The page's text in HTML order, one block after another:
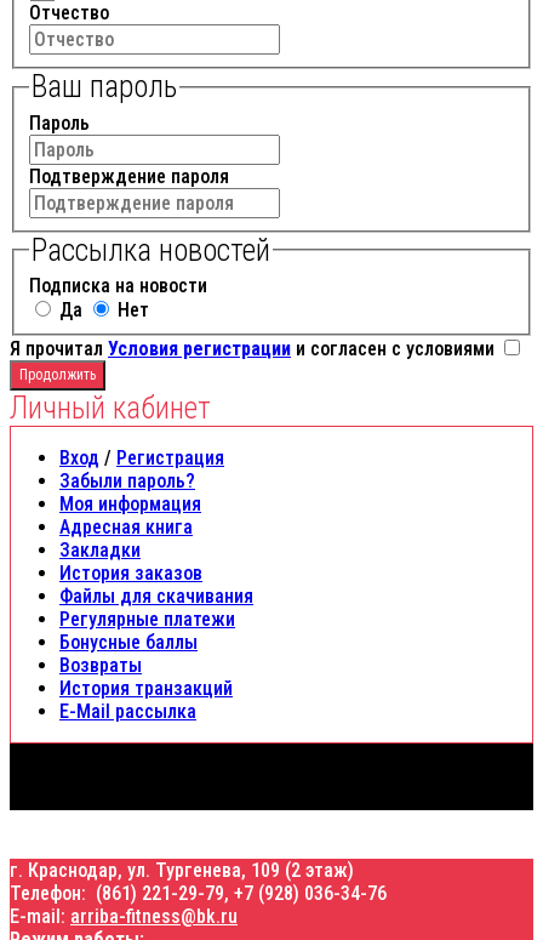
Отчество
Ваш пароль
Пароль
Подтверждение пароля
Рассылка новостей
Подписка на новости
Да
Нет
Я прочитал Условия регистрации и согласен с условиями
Личный кабинет
Вход / Регистрация
Забыли пароль?
Моя информация
Адресная книга
Закладки
История заказов
Файлы для скачивания
Регулярные платежи
Бонусные баллы
Возвраты
История транзакций
E-Mail рассылка
г. Краснодар, ул. Тургенева, 109 (2 этаж)
Телефон: (861) 221-29-79, +7 (928) 036-34-76
E-mail: arriba-fitness@bk.ru